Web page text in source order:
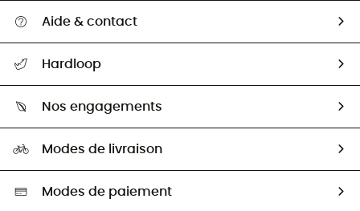
Aide & contact
Retour & remboursement
Guide des tailles
Seconde Main
Aide & Contact
Hardloop
HardGuides
Nos engagements
Sélection éco-responsable
Modes de livraison
Modes de paiement